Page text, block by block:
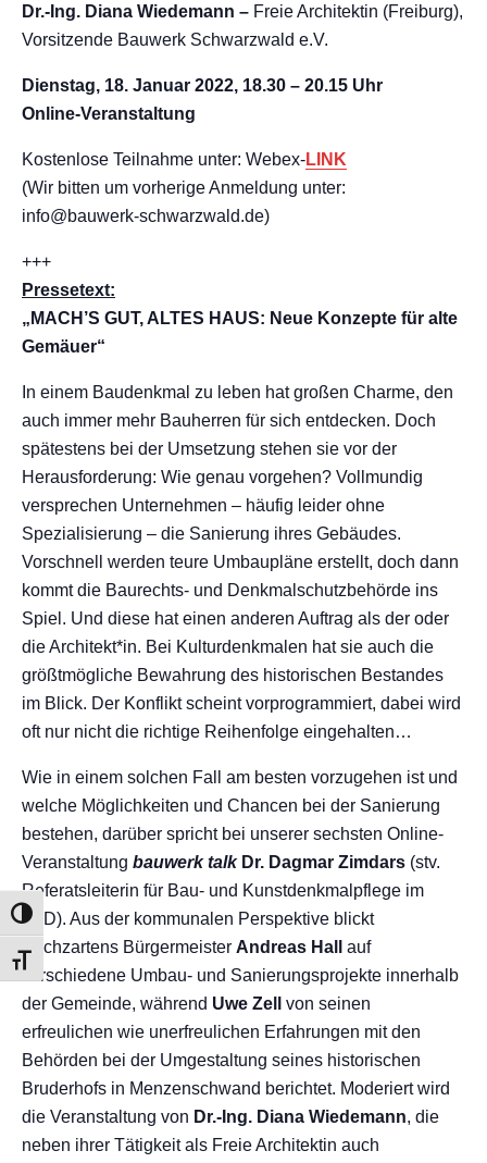
UMSCHALTEN AUF HOHE KONTRASTE
SCHRIFT VERGRÖSSERN
Dr.-Ing. Diana Wiedemann – Freie Architektin (Freiburg),
Vorsitzende Bauwerk Schwarzwald e.V.
Dienstag, 18. Januar 2022, 18.30 – 20.15 Uhr
Online-Veranstaltung
Kostenlose Teilnahme unter: Webex-LINK
(Wir bitten um vorherige Anmeldung unter:
info@bauwerk-schwarzwald.de)
+++
Pressetext:
„MACH’S GUT, ALTES HAUS: Neue Konzepte für alte
Gemäuer“
In einem Baudenkmal zu leben hat großen Charme, den
auch immer mehr Bauherren für sich entdecken. Doch
spätestens bei der Umsetzung stehen sie vor der
Herausforderung: Wie genau vorgehen? Vollmundig
versprechen Unternehmen – häufig leider ohne
Spezialisierung – die Sanierung ihres Gebäudes.
Vorschnell werden teure Umbaupläne erstellt, doch dann
kommt die Baurechts- und Denkmalschutzbehörde ins
Spiel. Und diese hat einen anderen Auftrag als der oder
die Architekt*in. Bei Kulturdenkmalen hat sie auch die
größtmögliche Bewahrung des historischen Bestandes
im Blick. Der Konflikt scheint vorprogrammiert, dabei wird
oft nur nicht die richtige Reihenfolge eingehalten…
Wie in einem solchen Fall am besten vorzugehen ist und
welche Möglichkeiten und Chancen bei der Sanierung
bestehen, darüber spricht bei unserer sechsten Online-
Veranstaltung bauwerk talk Dr. Dagmar Zimdars (stv.
Referatsleiterin für Bau- und Kunstdenkmalpflege im
LAD). Aus der kommunalen Perspektive blickt
Kirchzartens Bürgermeister Andreas Hall auf
verschiedene Umbau- und Sanierungsprojekte innerhalb
der Gemeinde, während Uwe Zell
von seinen
erfreulichen wie unerfreulichen Erfahrungen mit den
Behörden bei der Umgestaltung seines historischen
Bruderhofs in Menzenschwand berichtet. Moderiert wird
die Veranstaltung von Dr.-Ing. Diana Wiedemann, die
neben ihrer Tätigkeit als Freie Architektin auch